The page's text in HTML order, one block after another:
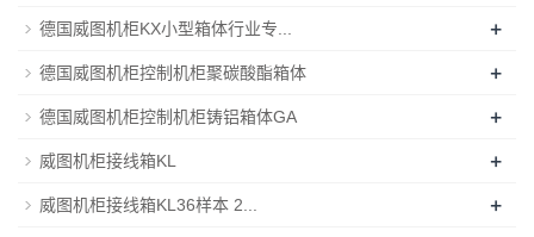
德国威图机柜KX小型箱体行业专... +
德国威图机柜控制机柜聚碳酸酯箱体 +
德国威图机柜控制机柜铸铝箱体GA +
威图机柜接线箱KL +
威图机柜接线箱KL36样本 2... +